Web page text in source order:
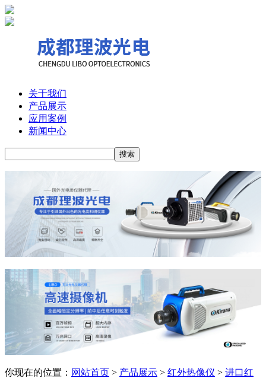
关于我们
产品展示
应用案例
新闻中心
你现在的位置： 网站首页 > 产品展示 > 红外热像仪 > 进口红